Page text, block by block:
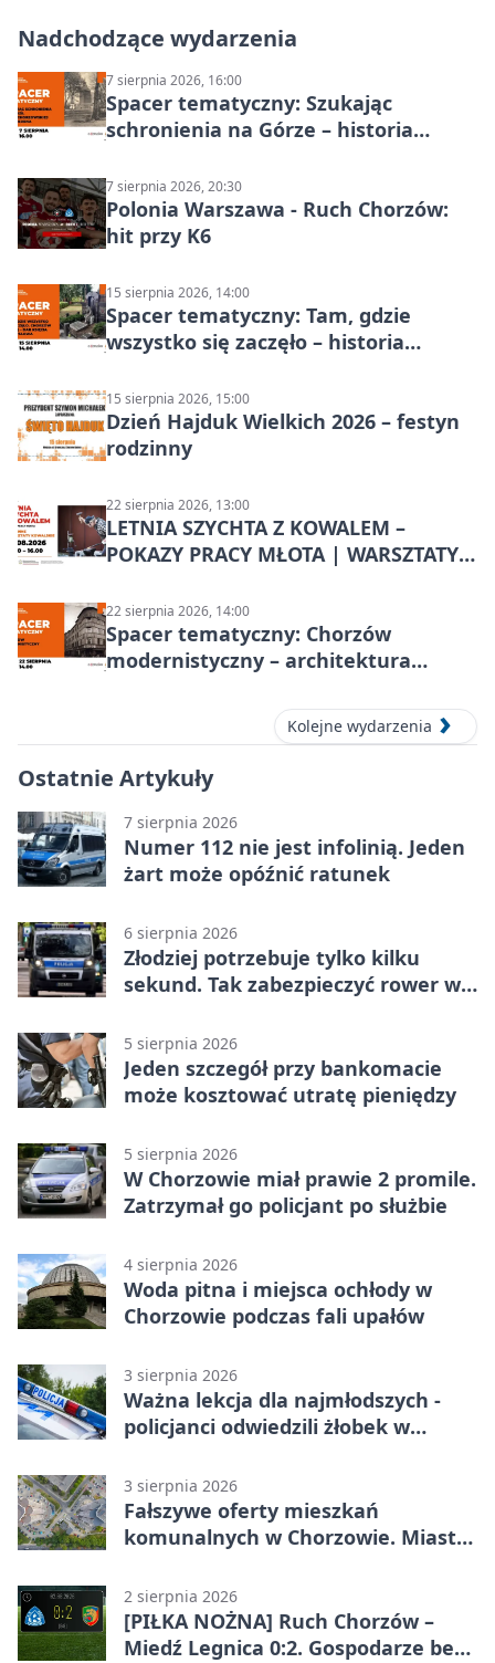
Nadchodzące wydarzenia
7 sierpnia 2026, 16:00
Spacer tematyczny: Szukając
schronienia na Górze – historia
7 sierpnia 2026, 20:30
Polonia Warszawa - Ruch Chorzów:
hit przy K6
15 sierpnia 2026, 14:00
Spacer tematyczny: Tam, gdzie
wszystko się zaczęło – historia
15 sierpnia 2026, 15:00
Dzień Hajduk Wielkich 2026 – festyn
rodzinny
22 sierpnia 2026, 13:00
LETNIA SZYCHTA Z KOWALEM –
POKAZY PRACY MŁOTA | WARSZTATY
22 sierpnia 2026, 14:00
Spacer tematyczny: Chorzów
modernistyczny – architektura
Kolejne wydarzenia
Ostatnie Artykuły
7 sierpnia 2026
Numer 112 nie jest infolinią. Jeden
żart może opóźnić ratunek
6 sierpnia 2026
Złodziej potrzebuje tylko kilku
sekund. Tak zabezpieczyć rower w
5 sierpnia 2026
Jeden szczegół przy bankomacie
może kosztować utratę pieniędzy
5 sierpnia 2026
W Chorzowie miał prawie 2 promile.
Zatrzymał go policjant po służbie
4 sierpnia 2026
Woda pitna i miejsca ochłody w
Chorzowie podczas fali upałów
3 sierpnia 2026
Ważna lekcja dla najmłodszych -
policjanci odwiedzili żłobek w
3 sierpnia 2026
Fałszywe oferty mieszkań
komunalnych w Chorzowie. Miasto
2 sierpnia 2026
[PIŁKA NOŻNA] Ruch Chorzów –
Miedź Legnica 0:2. Gospodarze bez